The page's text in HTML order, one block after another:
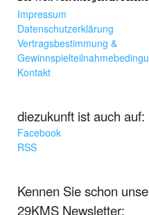
Impressum
Datenschutzerklärung
Vertragsbestimmung &
Kontakt
diezukunft ist auch auf:
Facebook
RSS
Kennen Sie schon
29KMS Newsletter: